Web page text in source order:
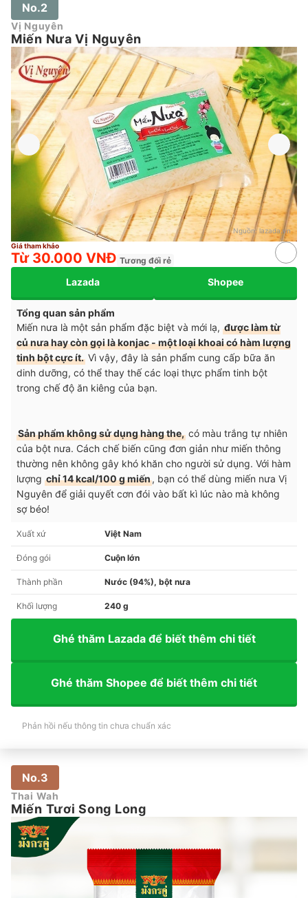
No.2
Vị Nguyên
Miến Nưa Vị Nguyên
Nguồn:lazada.vn
Giá tham khảo
Từ 30.000 VNĐ Tương đối rẻ
Lazada Shopee
Tổng quan sản phẩm
Miến nưa là một sản phẩm đặc biệt và mới lạ, được làm từ
củ nưa hay còn gọi là konjac - một loại khoai có hàm lượng
tinh bột cực ít. Vì vậy, đây là sản phẩm cung cấp bữa ăn
dinh dưỡng, có thể thay thế các loại thực phẩm tinh bột
trong chế độ ăn kiêng của bạn.
Sản phẩm không sử dụng hàng the, có màu trắng tự nhiên
của bột nưa. Cách chế biến cũng đơn giản như miến thông
thường nên không gây khó khăn cho người sử dụng. Với hàm
lượng chỉ 14 kcal/100 g miến, bạn có thể dùng miến nưa Vị
Nguyên để giải quyết cơn đói vào bất kì lúc nào mà không
sợ béo!
Xuất xứ Việt Nam
Đóng gói Cuộn lớn
Thành phần Nước (94%), bột nưa
Khối lượng 240 g
Ghé thăm Lazada để biết thêm chi tiết
Ghé thăm Shopee để biết thêm chi tiết
Phản hồi nếu thông tin chưa chuẩn xác
No.3
Thai Wah
Miến Tươi Song Long